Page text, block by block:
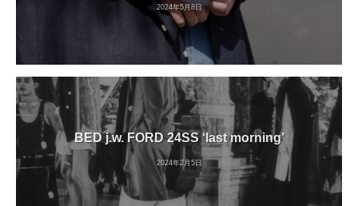
2024年5月8日
BED j.w. FORD 24SS ‘last morning’
2024年2月5日